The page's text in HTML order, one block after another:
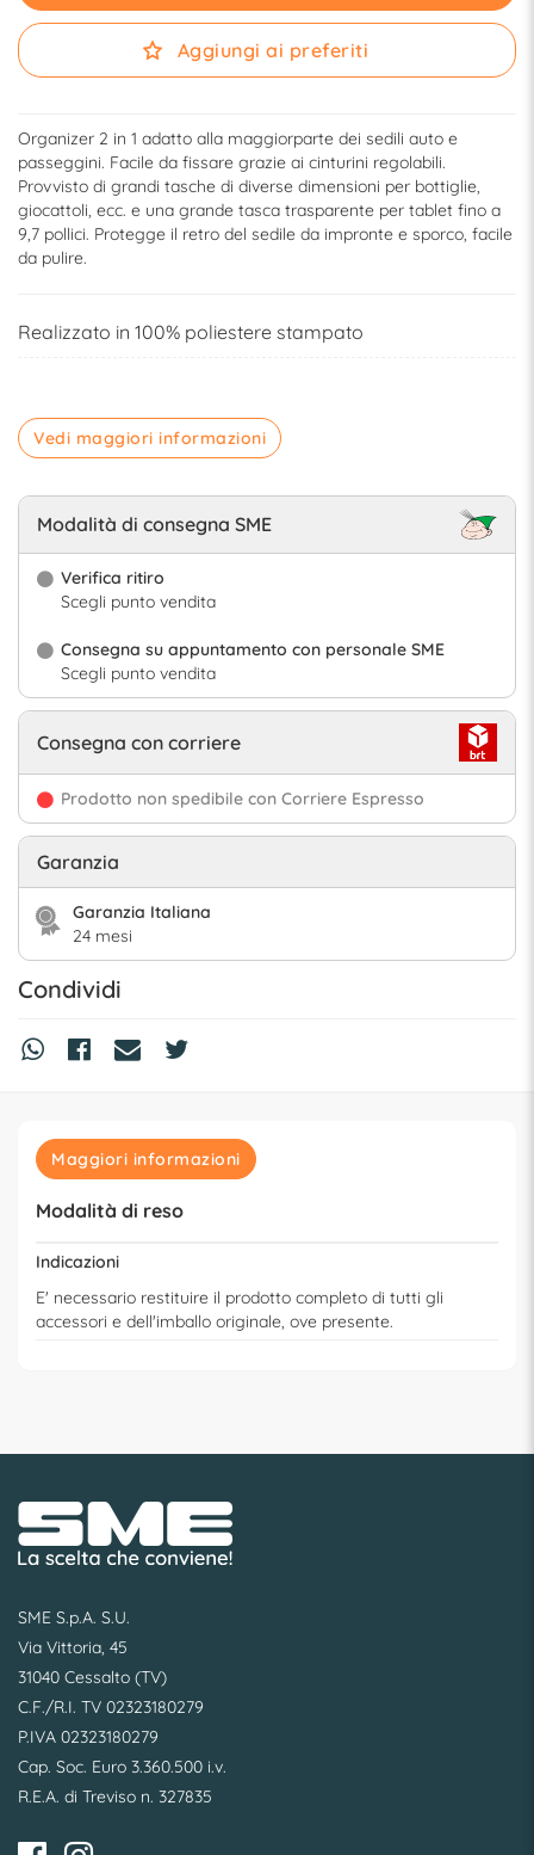
Aggiungi ai preferiti
Organizer 2 in 1 adatto alla maggiorparte dei sedili auto e
passeggini. Facile da fissare grazie ai cinturini regolabili.
Provvisto di grandi tasche di diverse dimensioni per bottiglie,
giocattoli, ecc. e una grande tasca trasparente per tablet fino a
9,7 pollici. Protegge il retro del sedile da impronte e sporco, facile
da pulire.
Realizzato in 100% poliestere stampato
Vedi maggiori informazioni
Modalità di consegna SME
Verifica ritiro
Scegli punto vendita
Consegna su appuntamento con personale SME
Scegli punto vendita
Consegna con corriere
Prodotto non spedibile con Corriere Espresso
Garanzia
Garanzia Italiana
24 mesi
Condividi
Maggiori informazioni
Modalità di reso
Indicazioni
E' necessario restituire il prodotto completo di tutti gli
accessori e dell'imballo originale, ove presente.
SME S.p.A. S.U.
Via Vittoria, 45
31040 Cessalto (TV)
C.F./R.I. TV 02323180279
P.IVA 02323180279
Cap. Soc. Euro 3.360.500 i.v.
R.E.A. di Treviso n. 327835